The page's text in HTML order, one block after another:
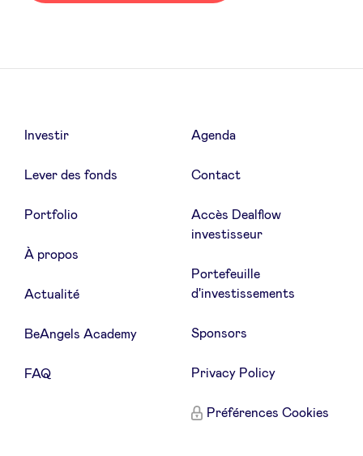
Investir
Lever des fonds
Portfolio
À propos
Actualité
BeAngels Academy
FAQ
Agenda
Contact
Accès Dealflow
investisseur
Portefeuille
d'investissements
Sponsors
Privacy Policy
Préférences Cookies